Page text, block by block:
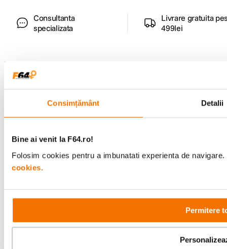
Consimțământ Detalii
Bine ai venit la F64.ro!
Folosim cookies pentru a imbunatati experienta de
cookies.
Permitere
Consultanta
specializata
Livrare gratuita
499lei
Comenzi si livrare
Service si garantii
F64 Studio
Urmareste-ne